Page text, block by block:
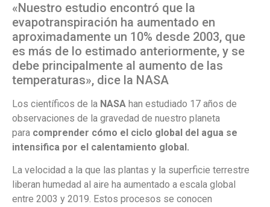
«Nuestro estudio encontró que la
evapotranspiración ha aumentado en
aproximadamente un 10% desde 2003, que
es más de lo estimado anteriormente, y se
debe principalmente al aumento de las
temperaturas», dice la NASA
Los científicos de la NASA han estudiado 17 años de
observaciones de la gravedad de nuestro planeta
para comprender cómo el ciclo global del agua se
intensifica por el calentamiento global.
La velocidad a la que las plantas y la superficie terrestre
liberan humedad al aire ha aumentado a escala global
entre 2003 y 2019. Estos procesos se conocen